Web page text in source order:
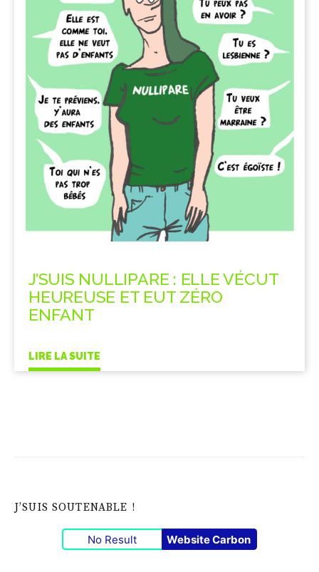
J’SUIS NULLIPARE : ELLE VÉCUT
HEUREUSE ET EUT ZÉRO
ENFANT
LIRE LA SUITE
J’SUIS SOUTENABLE !
No Result Website Carbon